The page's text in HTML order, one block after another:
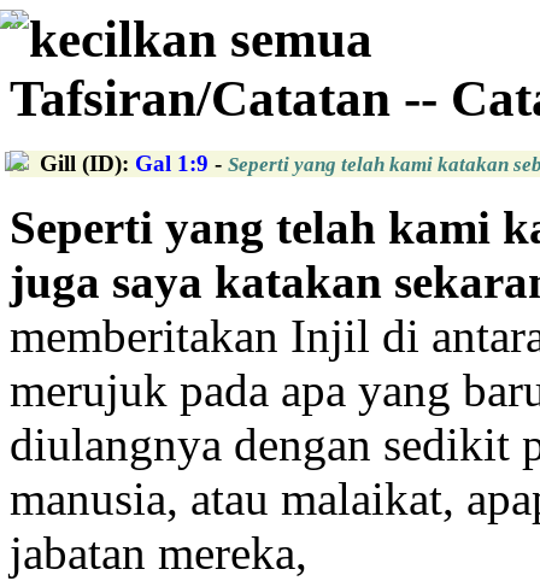
kecilkan semua
Tafsiran/Catatan --
Gill (ID): Gal 1:9 - Seperti yang telah kami katakan
Seperti yang telah kami
juga saya katakan
memberitakan Injil di
merujuk pada apa yang
diulangnya dengan sedikit
manusia, atau malaikat,
jabatan mereka,